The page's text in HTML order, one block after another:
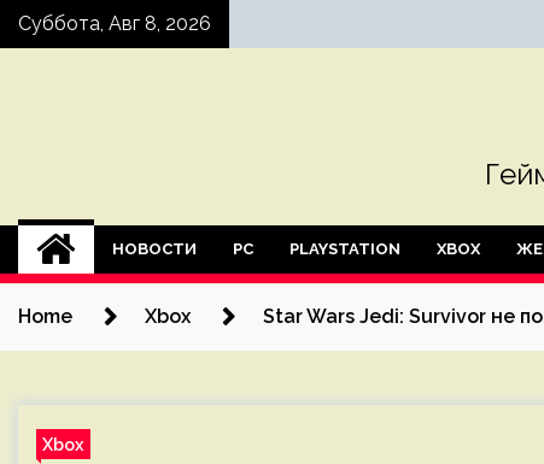
SkipСуббота, Авг 8, 2026
НОВОСТИ PC PLAYSTATION XBOX
Home Xbox Star Wars Jedi: Survivor не
Xbox